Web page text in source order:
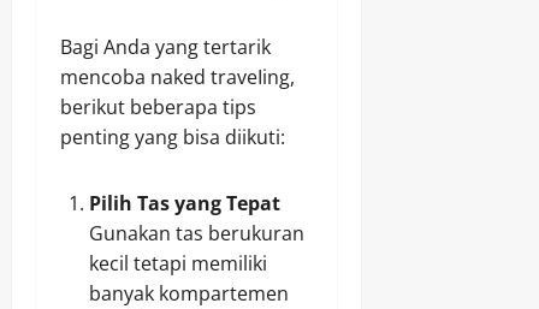
Bagi Anda yang tertarik
mencoba naked traveIing,
berikut beberapa tips
penting yang bisa diikuti:
Pilih Tas yang Tepat
Gunakan tas berukuran
kecil tetapi memiliki
banyak kompartemen